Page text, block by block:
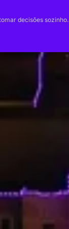
decisões sozinho.
Notícias EN